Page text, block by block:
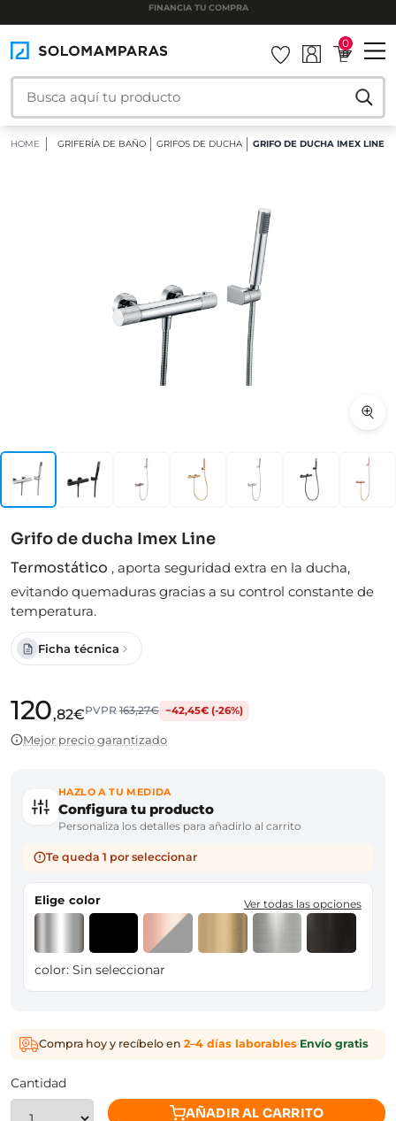
INSTALAMOS TU MAMPARA
0
HOME GRIFERÍA DE BAÑO GRIFOS DE DUCHA GRIFO DE DUCHA IMEX LINE
Grifo de ducha Imex Line
Termostático , aporta seguridad extra en la ducha,
evitando quemaduras gracias a su control constante de
temperatura.
Ficha técnica
120,82€PVPR163,27€ −42,45€ (-26%)
Mejor precio garantizado
HAZLO A TU MEDIDA
Configura tu producto
Personaliza los detalles para añadirlo al carrito
Te queda 1 por seleccionar
Elige color Ver todas las opciones
color: Sin seleccionar
Compra hoy y recíbelo en 2–4 días laborables·Envío gratis
Cantidad
AÑADIR AL CARRITO